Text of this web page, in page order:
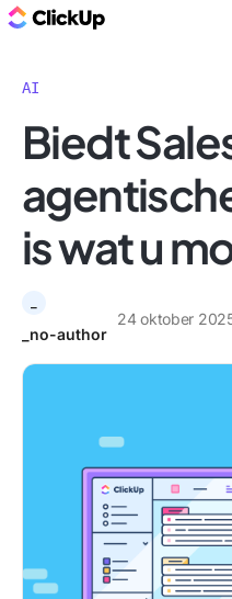
AI
Biedt
is wat u
_no-author
24 oktober